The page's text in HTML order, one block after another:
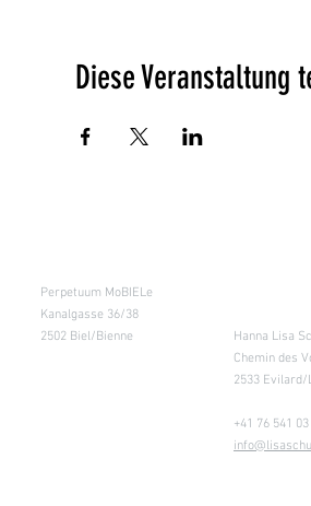
Diese Veranstaltung
Perpetuum MoBIELe
Kanalgasse 36/38
2502 Biel/Bienne
Hanna Lisa
Chemin des
2533 Evilard/
+41 76 541